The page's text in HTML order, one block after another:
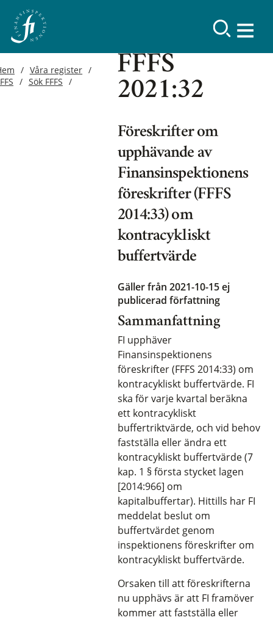
Våra register
Sök FFFS
FFFS
2021:32
Föreskrifter om
upphävande av
Finansinspektionens
föreskrifter (FFFS
2014:33) om
kontracykliskt
buffertvärde
Gäller från 2021-10-15ej
publicerad författning
Sammanfattning
FI upphäver
Finansinspektionens
föreskrifter (FFFS 2014:33) om
kontracykliskt buffertvärde. FI
ska för varje kvartal beräkna
ett kontracykliskt
buffertriktvärde, och vid behov
fastställa eller ändra ett
kontracykliskt buffertvärde (7
kap. 1 § första stycket lagen
[2014:966] om
kapitalbuffertar). Hittills har FI
meddelat beslut om
buffertvärdet genom
inspektionens föreskrifter om
kontracykliskt buffertvärde.
Orsaken till att föreskrifterna
nu upphävs är att FI framöver
kommer att fastställa eller